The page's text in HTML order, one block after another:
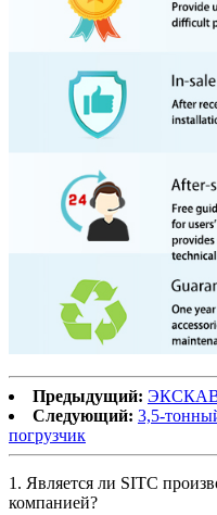
Предыдущий:
Следующий: 3,5-
погрузчик
1. Является ли SITC
компанией?